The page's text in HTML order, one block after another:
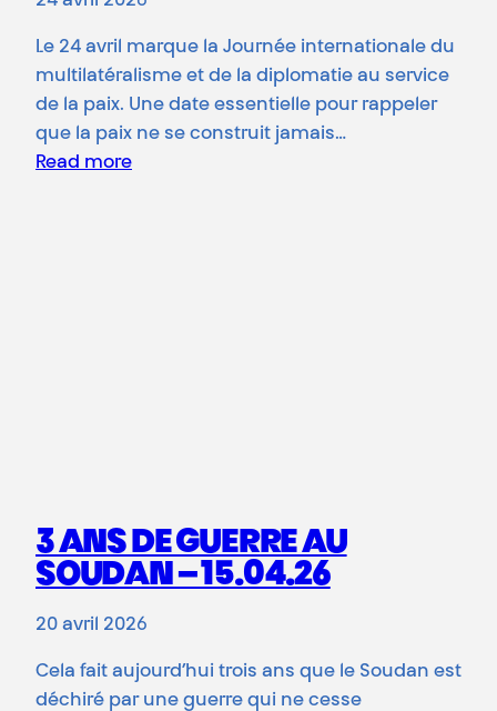
Le 24 avril marque la Journée internationale du
multilatéralisme et de la diplomatie au service
de la paix. Une date essentielle pour rappeler
que la paix ne se construit jamais…
Read more
3 ANS DE GUERRE AU
SOUDAN – 15.04.26
20 avril 2026
Cela fait aujourd’hui trois ans que le Soudan est
déchiré par une guerre qui ne cesse